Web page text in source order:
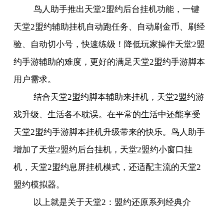
鸟人助手推出天堂2盟约后台挂机功能，一键
天堂2盟约辅助挂机自动跑任务、自动刷金币、刷经
验、自动切小号，快速练级！降低玩家操作天堂2盟
约手游辅助的难度，更好的满足天堂2盟约手游脚本
用户需求。
结合天堂2盟约脚本辅助来挂机，天堂2盟约游
戏升级、生活各不耽误。在平常的生活中还能享受
天堂2盟约手游脚本挂机升级带来的快乐。鸟人助手
增加了天堂2盟约后台挂机，天堂2盟约小窗口挂
机，天堂2盟约息屏挂机模式，还适配主流的天堂2
盟约模拟器。
以上就是关于天堂2 ：盟约还原系列经典介